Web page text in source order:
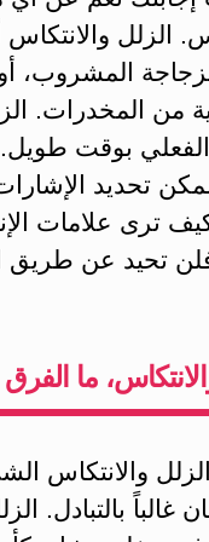
الزلل والانتكاس
المشروب،
من المخدرات.
الفعلي بوقت طويل.
تحديد
ترى علامات
فلن تحيد عن طريق
ما الفرق
والانتكاس
غالباً بالتبادل.